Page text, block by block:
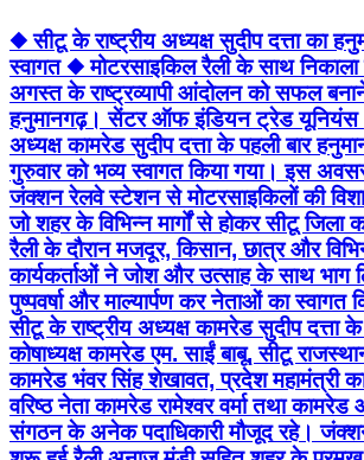
◆ सीटू के राष्ट्रीय अध्यक्ष सुदीप दत्ता का
स्वागत ◆ मोटरसाइकिल रैली के साथ
अगस्त के राष्ट्रव्यापी आंदोलन को सफल
हनुमानगढ़। सेंटर ऑफ इंडियन ट्रेड यूनियंस
अध्यक्ष कामरेड सुदीप दत्ता के पहली बार
गुरुवार को भव्य स्वागत किया गया। इस
जंक्शन रेलवे स्टेशन से मोटरसाइकिलों की
जो शहर के विभिन्न मार्गों से होकर सीटू जिला
रैली के दौरान मजदूर, किसान, छात्र और
कार्यकर्ताओं ने जोश और उत्साह के साथ भाग
पुष्पवर्षा और माल्यार्पण कर नेताओं का स्वागत
सीटू के राष्ट्रीय अध्यक्ष कामरेड सुदीप दत्ता के
कोषाध्यक्ष कामरेड एम. साईं बाबू, सीटू
कामरेड भंवर सिंह शेखावत, प्रदेश महामंत्री
वरिष्ठ नेता कामरेड रामेश्वर वर्मा तथा
संगठन के अनेक पदाधिकारी मौजूद रहे।